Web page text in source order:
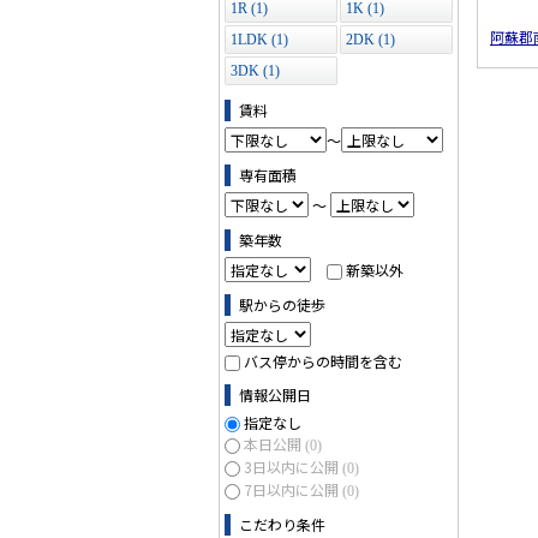
1R (1)
1K (1)
1LDK (1)
2DK (1)
3DK (1)
賃料
～
専有面積
～
築年数
新築以外
駅からの徒歩
バス停からの時間を含む
情報公開日
指定なし
本日公開 (0)
3日以内に公開 (0)
7日以内に公開 (0)
こだわり条件
阿蘇郡